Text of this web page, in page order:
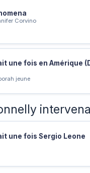
Corvino
une fois en Amérique
jeune
une fois Sergio Leone